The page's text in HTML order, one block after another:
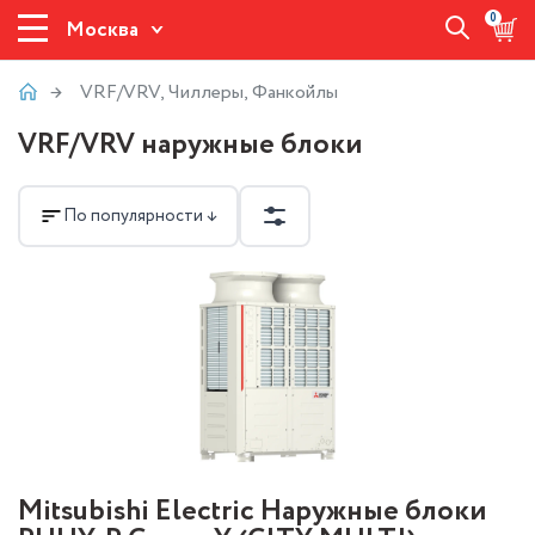
Москва 0
VRF/VRV, Чиллеры, Фанкойлы
VRF/VRV наружные блоки
По популярности ↓
Mitsubishi Electric Наружные блоки